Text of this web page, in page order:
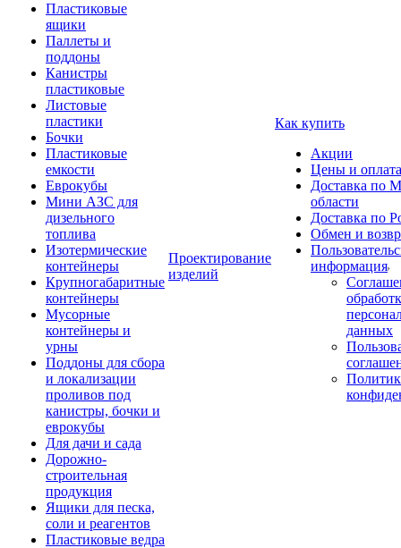
Пластиковые
ящики
Паллеты и
поддоны
Канистры
пластиковые
Листовые
пластики
Бочки
Пластиковые
емкости
Еврокубы
Мини АЗС для
дизельного
топлива
Изотермические
контейнеры
Крупногабаритные
контейнеры
Мусорные
контейнеры и
урны
Поддоны для сбора
и локализации
проливов под
канистры, бочки и
еврокубы
Для дачи и сада
Дорожно-
строительная
продукция
Ящики для песка,
соли и реагентов
Пластиковые ведра
Проектирование
изделий
Как купить
Акции
Цены и оплата
Доставка по
области
Доставка по
Обмен и
информация
данных